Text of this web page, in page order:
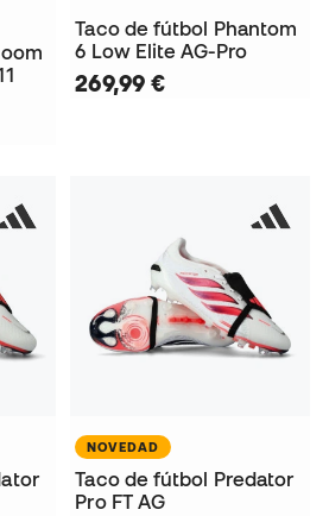
Taco de fútbol Phantom
6 Low Elite AG-Pro
269,99 €
NOVEDAD
Taco de fútbol Predator
Pro FT AG